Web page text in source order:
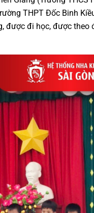
THPT Đốc Binh
được đi học, được